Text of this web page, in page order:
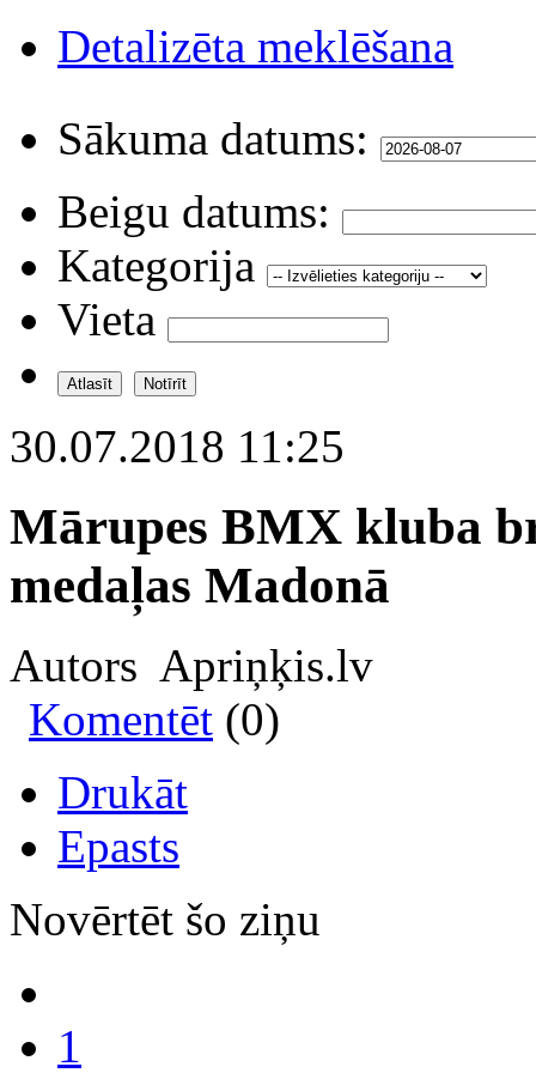
Detalizēta meklēšana
Sākuma datums:
Beigu datums:
Kategorija
Vieta
30.07.2018 11:25
Mārupes BMX kluba
medaļas Madonā
Autors Apriņķis.lv
Komentēt (0)
Drukāt
Epasts
Novērtēt šo ziņu
1